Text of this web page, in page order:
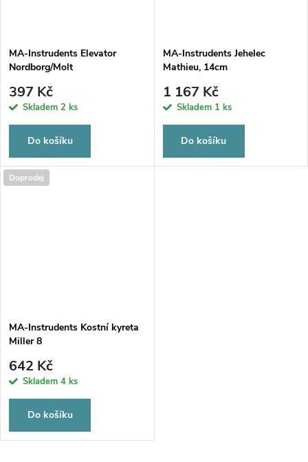
MA-Instrudents Elevator
Nordborg/Molt
397 Kč
Skladem 2 ks
Do košíku
MA-Instrudents Jehelec
Mathieu, 14cm
1 167 Kč
Skladem 1 ks
Do košíku
Doprodej
MA-Instrudents Kostní kyreta
Miller 8
642 Kč
Skladem 4 ks
Do košíku